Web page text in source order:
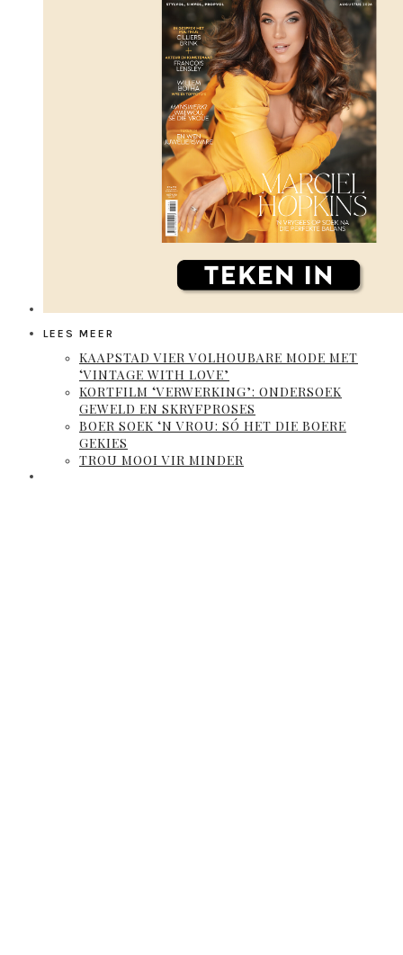
LEES MEER
KAAPSTAD VIER VOLHOUBARE MODE MET
‘VINTAGE WITH LOVE’
KORTFILM ‘VERWERKING’: ONDERSOEK
GEWELD EN SKRYFPROSES
BOER SOEK ‘N VROU: SÓ HET DIE BOERE
GEKIES
TROU MOOI VIR MINDER